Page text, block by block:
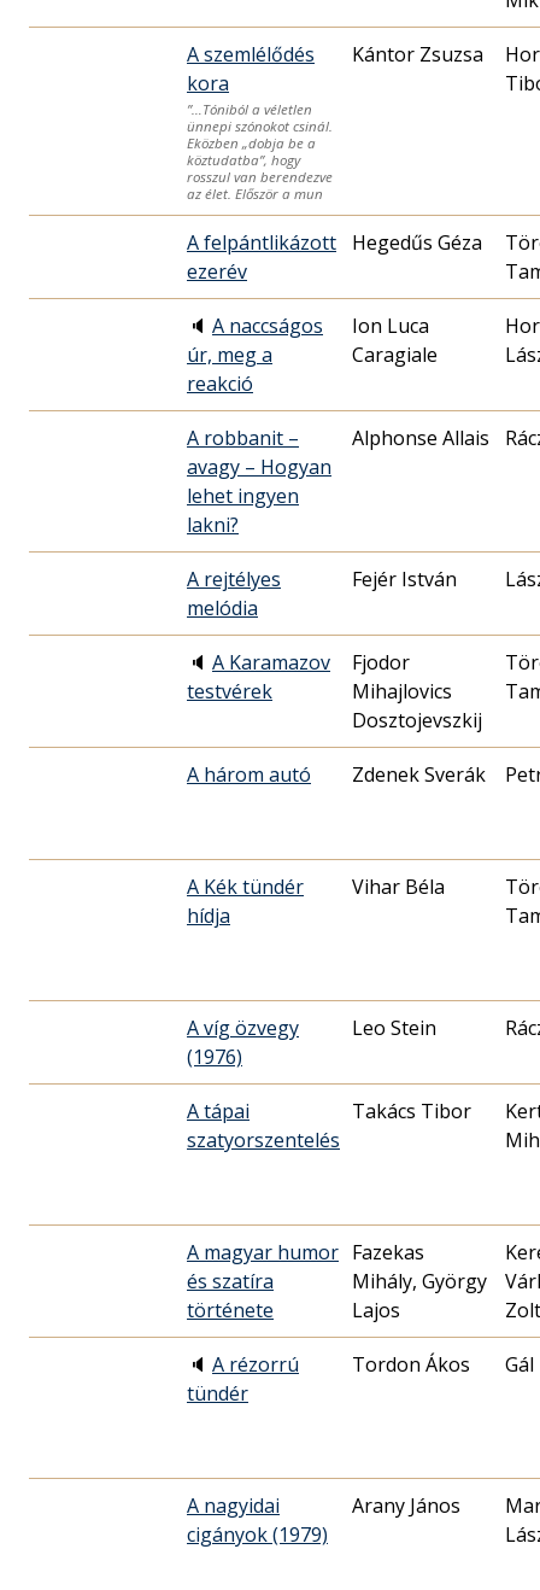
A szemlélődés
kora
”…Tóniból a véletlen
ünnepi szónokot csinál.
Eközben „dobja be a
köztudatba”, hogy
rosszul van berendezve
az élet. Először a mun
Kántor Zsuzsa
A felpántlikázott
ezerév
Hegedűs Géza
🔈 A naccságos
úr, meg a
reakció
Ion Luca
Caragiale
A robbanit –
avagy – Hogyan
lehet ingyen
lakni?
Alphonse Allais
A rejtélyes
melódia
Fejér István
🔈 A Karamazov
testvérek
Fjodor
Mihajlovics
Dosztojevszkij
A három autó Zdenek Sverák
A Kék tündér
hídja
Vihar Béla
A víg özvegy
(1976)
Leo Stein
A tápai
szatyorszentelés
Takács Tibor
A magyar humor
és szatíra
története
Fazekas
Mihály, György
Lajos
🔈 A rézorrú
tündér
Tordon Ákos
A nagyidai
cigányok (1979)
Arany János